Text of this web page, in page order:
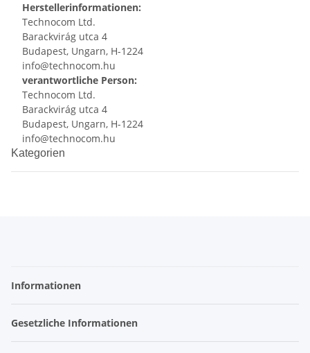
Herstellerinformationen:
Technocom Ltd.
Barackvirág utca 4
Budapest, Ungarn, H-1224
info@technocom.hu
verantwortliche Person:
Technocom Ltd.
Barackvirág utca 4
Budapest, Ungarn, H-1224
info@technocom.hu
Kategorien
Informationen
Gesetzliche Informationen